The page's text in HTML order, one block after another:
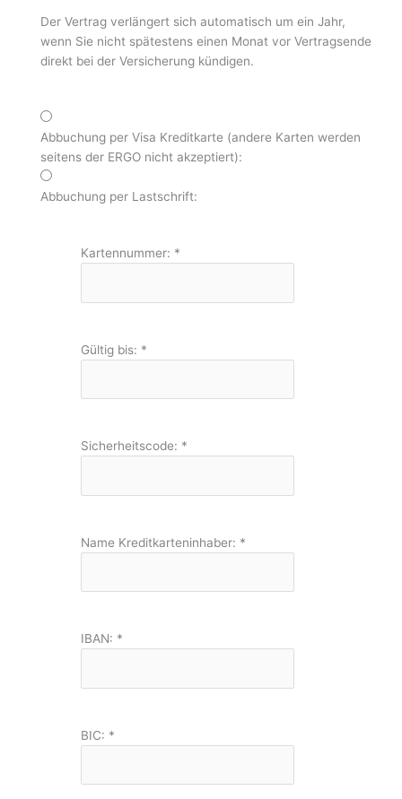
Der Vertrag verlängert sich automatisch um ein Jahr,
wenn Sie nicht spätestens einen Monat vor Vertragsende
direkt bei der Versicherung kündigen.
Abbuchung per Visa Kreditkarte (andere Karten werden
seitens der ERGO nicht akzeptiert):
Abbuchung per Lastschrift:
Kartennummer: *
Gültig bis: *
Sicherheitscode: *
Name Kreditkarteninhaber: *
IBAN: *
BIC: *